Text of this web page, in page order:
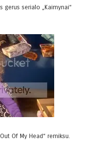
gerus serialo „Kaimynai“
Of My Head“ remiksu.